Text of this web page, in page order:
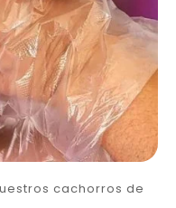
cachorros de